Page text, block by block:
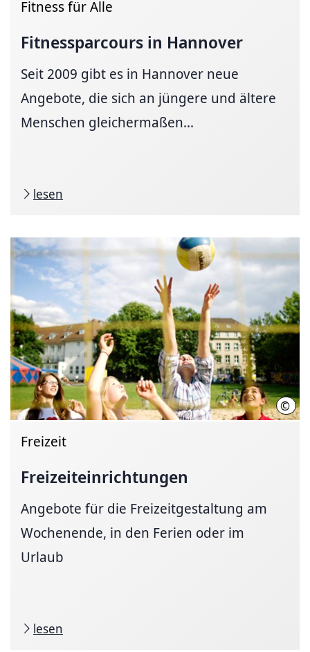
Fitness für Alle
Fitness­parcours in Hannover
Seit 2009 gibt es in Hannover neue
Angebote, die sich an jüngere und ältere
Menschen gleichermaßen...
lesen
© LHH
Freizeit
Freizeiteinrichtungen
Angebote für die Freizeitgestaltung am
Wochenende, in den Ferien oder im
Urlaub
lesen